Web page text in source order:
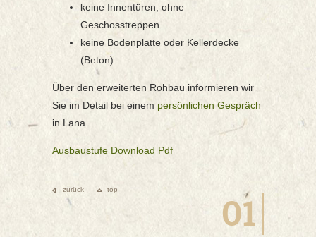
keine Innentüren, ohne
Geschosstreppen
keine Bodenplatte oder Kellerdecke
(Beton)
Über den erweiterten Rohbau informieren wir
Sie im Detail bei einem persönlichen Gespräch
in Lana.
Ausbaustufe Download Pdf
zurück top
01